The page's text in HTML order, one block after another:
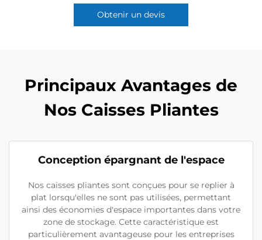
Obtenir un devis
Principaux Avantages de
Nos Caisses Pliantes
Conception épargnant de l'espace
Nos caisses pliantes sont conçues pour se replier à
plat lorsqu'elles ne sont pas utilisées, permettant
ainsi des économies d'espace importantes dans votre
zone de stockage. Cette caractéristique est
particulièrement avantageuse pour les entreprises